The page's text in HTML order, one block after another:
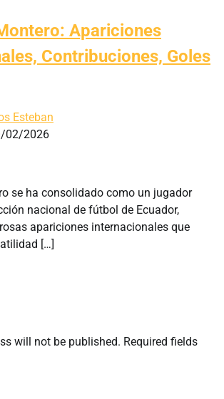
Apariciones
Contribuciones, Goles
Esteban
02/2026
se ha consolidado como un jugador
nacional de fútbol de Ecuador,
apariciones internacionales que
[…]
will not be published. Required fields